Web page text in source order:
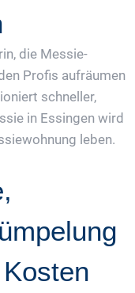
die Messie-
Profis aufräumen
schneller,
in Essingen wird
leben.